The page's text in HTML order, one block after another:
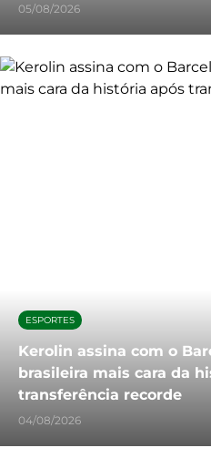
05/08/2026
ESPORTES
Kerolin assina com o
brasileira mais cara da
transferência recorde
04/08/2026